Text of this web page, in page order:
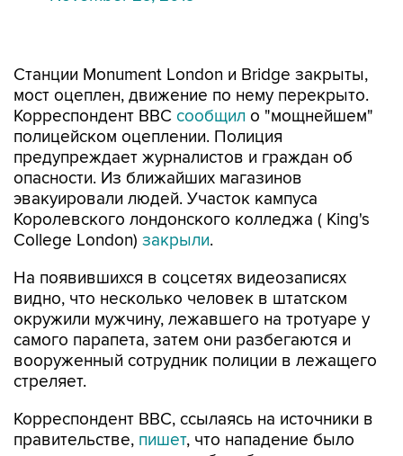
Станции Monument London и Bridge закрыты,
мост оцеплен, движение по нему перекрыто.
Корреспондент BBC сообщил о "мощнейшем"
полицейском оцеплении. Полиция
предупреждает журналистов и граждан об
опасности. Из ближайших магазинов
эвакуировали людей. Участок кампуса
Королевского лондонского колледжа ( King's
College London) закрыли.
На появившихся в соцсетях видеозаписях
видно, что несколько человек в штатском
окружили мужчину, лежавшего на тротуаре у
самого парапета, затем они разбегаются и
вооруженный сотрудник полиции в лежащего
стреляет.
Корреспондент BBC, ссылаясь на источники в
правительстве, пишет, что нападение было